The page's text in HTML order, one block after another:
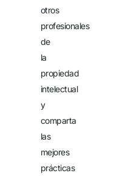
otros
profesionales
de
la
propiedad
intelectual
y
comparta
las
mejores
prácticas